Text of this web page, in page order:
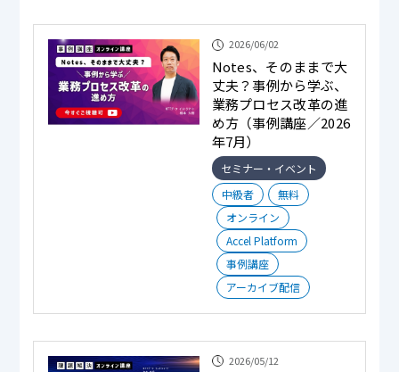
2026/06/02
Notes、そのままで大
丈夫？事例から学ぶ、
業務プロセス改革の進
め方（事例講座／2026
年7月）
セミナー・イベント
中級者
無料
オンライン
Accel Platform
事例講座
アーカイブ配信
2026/05/12